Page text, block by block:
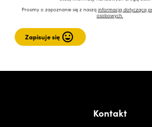
Prosimy o zapoznanie się z naszą informacją dotyczącą
osobowych.
Kontakt